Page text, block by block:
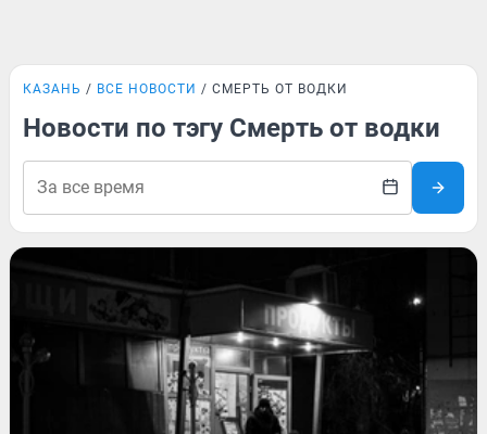
КАЗАНЬ ВСЕ НОВОСТИ СМЕРТЬ ОТ ВОДКИ
Новости по тэгу Смерть от водки